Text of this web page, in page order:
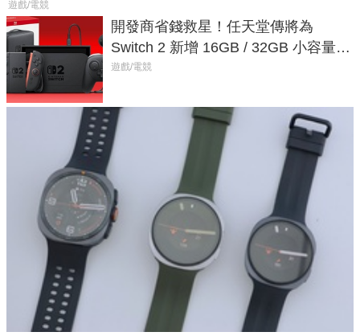
遊戲/電競
開發商省錢救星！任天堂傳將為
Switch 2 新增 16GB / 32GB 小容量遊
戲卡的選擇
遊戲/電競